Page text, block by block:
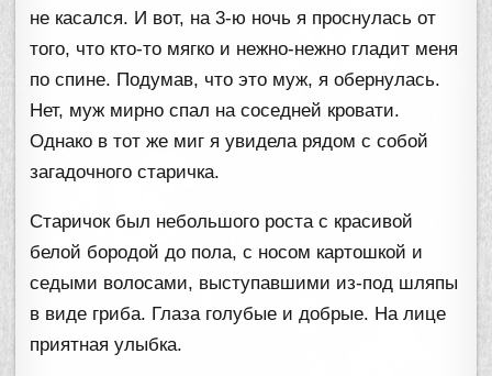
не касался. И вот, на 3-ю ночь я проснулась от
того, что кто-то мягко и нежно-нежно гладит меня
по спине. Подумав, что это муж, я обернулась.
Нет, муж мирно спал на соседней кровати.
Однако в тот же миг я увидела рядом с собой
загадочного старичка.
Старичок был небольшого роста с красивой
белой бородой до пола, с носом картошкой и
седыми волосами, выступавшими из-под шляпы
в виде гриба. Глаза голубые и добрые. На лице
приятная улыбка.